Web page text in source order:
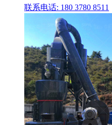
联系电话: 180 3780 8511